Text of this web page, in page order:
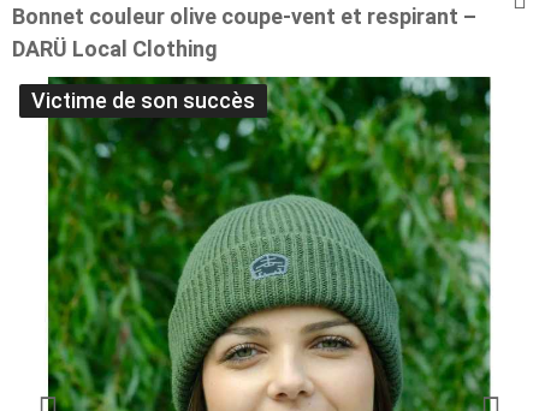
Bonnet couleur olive coupe-vent et respirant –
DARÜ Local Clothing
Victime de son succès